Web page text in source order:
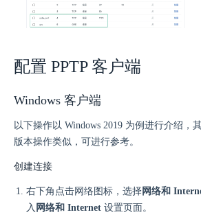
配置 PPTP 客户端
Windows 客户端
以下操作以 Windows 2019 为例进行介绍，
版本操作类似，可进行参考。
创建连接
右下角点击网络图标，选择网络和
入 网络和 Internet 设置页面。